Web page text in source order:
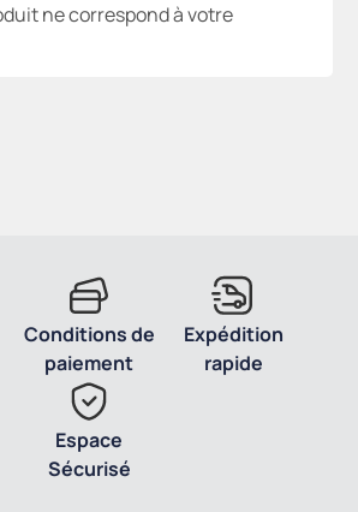
ne correspond à votre
Conditions de
paiement
Expédition
rapide
Espace
Sécurisé